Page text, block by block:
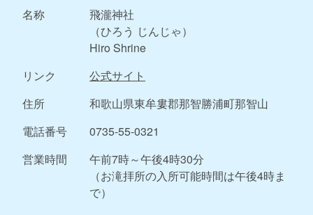
名称
飛瀧神社
（ひろう じんじゃ）
Hiro Shrine
リンク
公式サイト
住所
和歌山県東牟婁郡那智勝浦町那智山
電話番号
0735-55-0321
営業時間
午前7時～午後4時30分
（お滝拝所の入所可能時間は午後4時ま
で）